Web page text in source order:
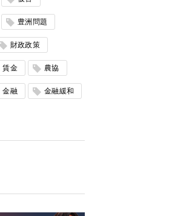
豊洲問題
財政政策
賃金 農協
金融 金融緩和